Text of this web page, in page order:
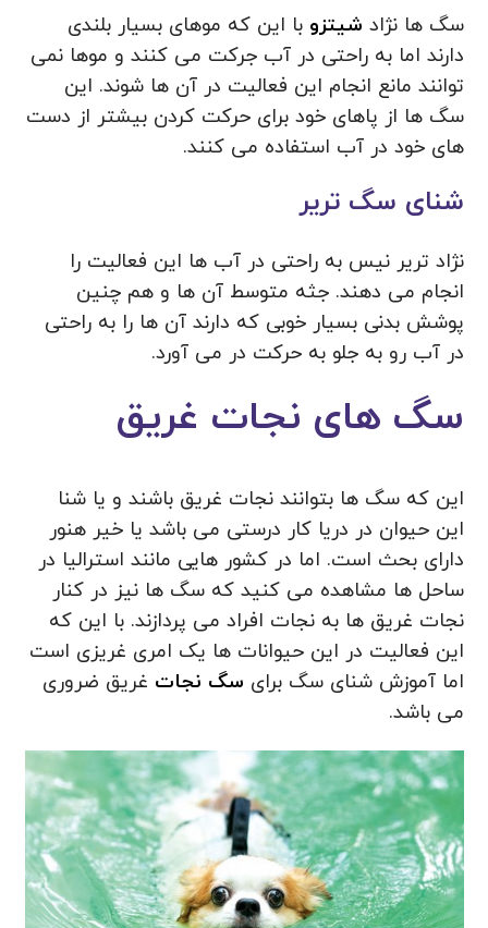
سگ ها نژاد شیتزو با این که موهای بسیار بلندی
دارند اما به راحتی در آب جرکت می کنند و موها نمی
توانند مانع انجام این فعالیت در آن ها شوند. این
سگ ها از پاهای خود برای حرکت کردن بیشتر از دست
های خود در آب استفاده می کنند.
شنای سگ تریر
نژاد تریر نیس به راحتی در آب ها این فعالیت را
انجام می دهند. جثه متوسط آن ها و هم چنین
پوشش بدنی بسیار خوبی که دارند آن ها را به راحتی
در آب رو به جلو به حرکت در می آورد.
سگ های نجات غریق
این که سگ ها بتوانند نجات غریق باشند و یا شنا
این حیوان در دریا کار درستی می باشد یا خیر هنور
دارای بحث است. اما در کشور هایی مانند استرالیا در
ساحل ها مشاهده می کنید که سگ ها نیز در کنار
نجات غریق ها به نجات افراد می پردازند. با این که
این فعالیت در این حیوانات ها یک امری غریزی است
اما آموزش شنای سگ برای سگ نجات غریق ضروری
می باشد.